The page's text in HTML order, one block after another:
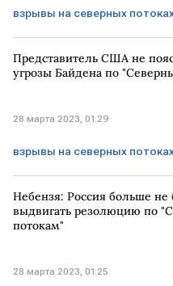
взрывы на северных
Газ США Сеймур
Представитель США не
угрозы Байдена по
28 марта 2023, 01:29
взрывы на северных
Газ Северный поток - 2
Совбез ООН ЧП на
Небензя: Россия больше не
выдвигать резолюцию по
потокам"
28 марта 2023, 01:25